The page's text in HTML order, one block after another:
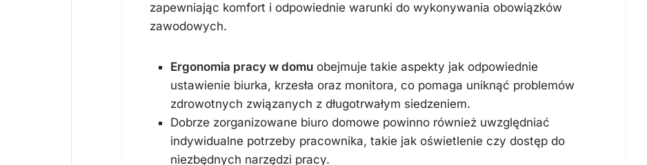
zapewniając komfort i odpowiednie warunki do wykonywania obowiązków
zawodowych.
Ergonomia pracy w domu obejmuje takie aspekty jak odpowiednie
ustawienie biurka, krzesła oraz monitora, co pomaga uniknąć problemów
zdrowotnych związanych z długotrwałym siedzeniem.
Dobrze zorganizowane biuro domowe powinno również uwzględniać
indywidualne potrzeby pracownika, takie jak oświetlenie czy dostęp do
niezbędnych narzędzi pracy.